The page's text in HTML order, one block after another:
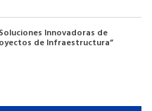
Innovadoras de
de Infraestructura”